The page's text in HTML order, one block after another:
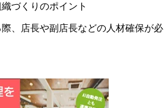
づくりのポイント
、店長や副店長などの人材確保が必